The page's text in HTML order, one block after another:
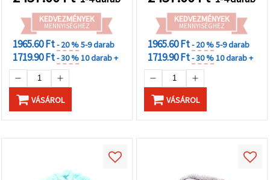
KEDVEZMÉNYEK
MENNYISÉGHEZ
1965.60 Ft- 20 %5-9 darab
1719.90 Ft- 30 %10 darab +
VÁSÁROL
(assorted)
KEDVEZMÉNYEK
MENNYISÉGHEZ
1965.60 Ft- 20 %5-9 darab
1719.90 Ft- 30 %10 darab +
VÁSÁROL